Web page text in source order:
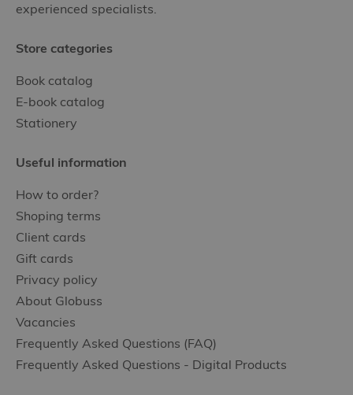
experienced specialists.
Store categories
Book catalog
E-book catalog
Stationery
Useful information
How to order?
Shoping terms
Client cards
Gift cards
Privacy policy
About Globuss
Vacancies
Frequently Asked Questions (FAQ)
Frequently Asked Questions - Digital Products